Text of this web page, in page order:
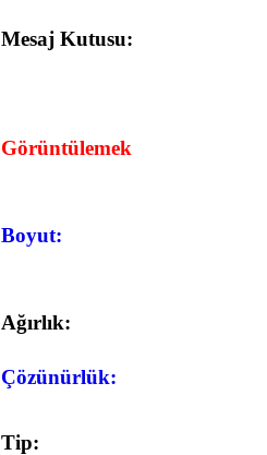
Mesaj Kutusu:
Görüntülemek
Boyut:
Ağırlık:
Çözünürlük:
Tip: